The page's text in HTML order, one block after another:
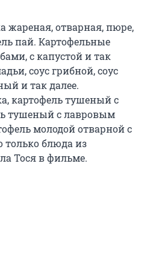
жареная, отварная, пюре,
пай. Картофельные
с капустой и так
соус грибной, соус
и так далее.
картофель тушеный с
тушеный с лавровым
молодой отварной с
только блюда из
Тося в фильме.